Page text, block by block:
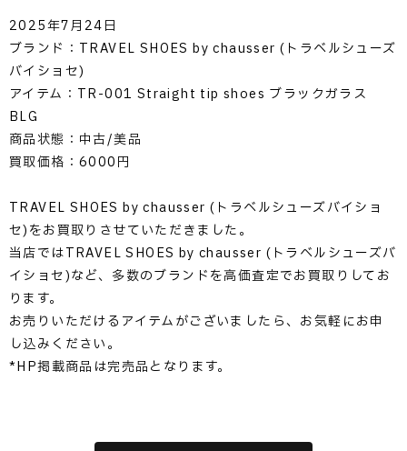
2025年7月24日
ブランド：TRAVEL SHOES by chausser (トラベルシューズ
バイショセ)
アイテム：TR-001 Straight tip shoes ブラックガラス
BLG
商品状態：中古/美品
買取価格：6000円
TRAVEL SHOES by chausser (トラベルシューズバイショ
セ)をお買取りさせていただきました。
当店ではTRAVEL SHOES by chausser (トラベルシューズバ
イショセ)など、多数のブランドを高価査定でお買取りしてお
ります。
お売りいただけるアイテムがございましたら、お気軽にお申
し込みください。
*HP掲載商品は完売品となります。